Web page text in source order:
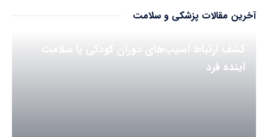
آخرین مقالات پزشکی و سلامت
کشف ارتباط آسیب‌های دوران کودکی با سلامت
آینده فرد